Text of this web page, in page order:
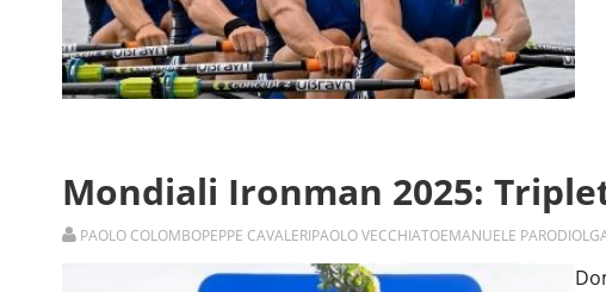
Mondiali Ironman 2025:
PAOLO COLOMBOPEPPE CAVALERIPAOLO VECCHIATOEMANUELE PARODI